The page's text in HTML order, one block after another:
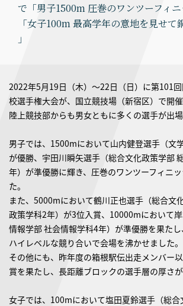
で「男子1500m 圧巻のワンツーフィニ
「女子100m 最高学年の意地を見せて
」
2022年5月19日（木）〜22日（日）に第101
校選手権大会が、国立競技場（新宿区）で開
陸上競技部からも男女ともに多くの選手が出場
男子では、1500mにおいて山内健登選手（文
が優勝、宇田川瞬矢選手（総合文化政策学部
年）が準優勝に輝き、圧巻のワンツーフィニ
た。
また、5000mにおいて鶴川正也選手（総合文
政策学科2年）が3位入賞、10000mにおいて
情報学部 社会情報学科4年）が準優勝を果た
ハイレベルな競り合いで会場を沸かせました。
その他にも、昨年度の箱根駅伝出走メンバー
賞を果たし、長距離ブロックの選手層の厚さが
女子では、100mにおいて塩田夏鈴選手（総